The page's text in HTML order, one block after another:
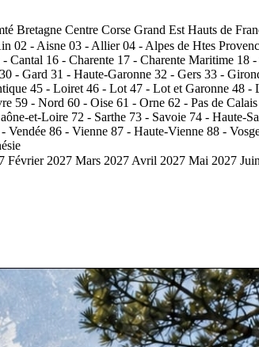
Bretagne Centre Corse Grand Est Hauts de
02 - Aisne 03 - Allier 04 - Alpes de Htes
- Cantal 16 - Charente 17 - Charente Maritime 18
30 - Gard 31 - Haute-Garonne 32 - Gers 33 -
45 - Loiret 46 - Lot 47 - Lot et Garonne 48 -
59 - Nord 60 - Oise 61 - Orne 62 - Pas de Calais
et-Loire 72 - Sarthe 73 - Savoie 74 - Haute-
Vendée 86 - Vienne 87 - Haute-Vienne 88 -
Février 2027 Mars 2027 Avril 2027 Mai 2027